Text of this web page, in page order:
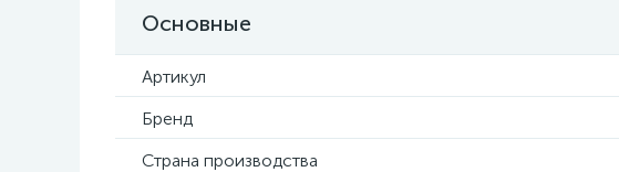
Основные
Артикул
Бренд
Страна производства